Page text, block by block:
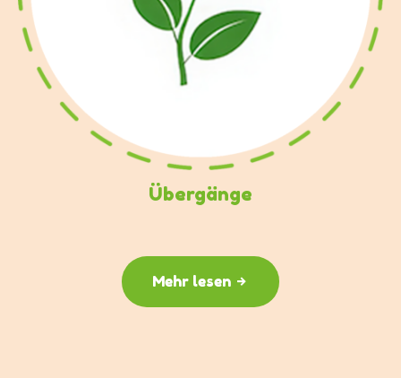
Übergänge
Mehr lesen